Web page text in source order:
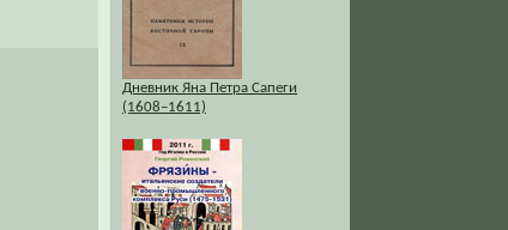
Дневник Яна Петра Сапеги
(1608–1611)